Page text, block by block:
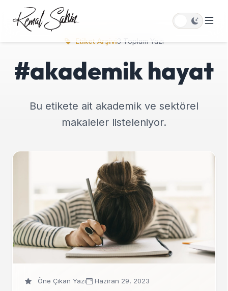
Etiket Arşivi3 Toplam Yazı
#akademik hayat
Bu etikete ait akademik ve sektörel
makaleler listeleniyor.
Öne Çıkan Yazı Haziran 29, 2023